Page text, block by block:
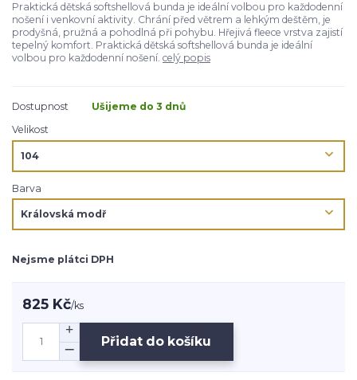
Praktická dětská softshellová bunda je ideální volbou pro každodenní
nošení i venkovní aktivity. Chrání před větrem a lehkým deštěm, je
prodyšná, pružná a pohodlná při pohybu. Hřejivá fleece vrstva zajistí
tepelný komfort. Praktická dětská softshellová bunda je ideální
volbou pro každodenní nošení. celý popis
Dostupnost
Ušijeme do 3 dnů
Velikost
Barva
Nejsme plátci DPH
825 Kč/ks
Přidat do košíku